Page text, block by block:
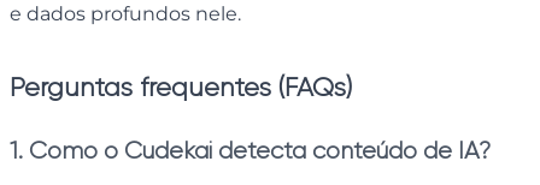
e dados profundos nele.
Perguntas frequentes (FAQs)
1. Como o Cudekai detecta conteúdo de IA?